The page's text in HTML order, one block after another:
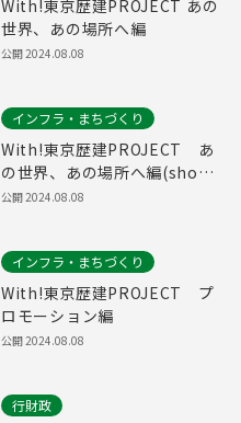
With!東京歴建PROJECT あの
世界、あの場所へ編
公開2024.08.08
インフラ・まちづくり
With!東京歴建PROJECT あ
の世界、あの場所へ編(short
ver.)
公開2024.08.08
インフラ・まちづくり
With!東京歴建PROJECT プ
ロモーション編
公開2024.08.08
行財政